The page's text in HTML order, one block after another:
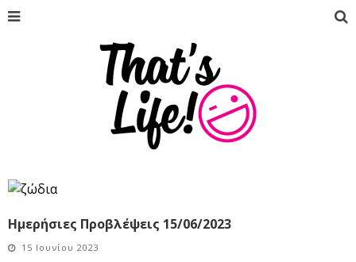
Ημερήσιες Προβλέψεις 15/06/2023
15 Ιουνίου 2023